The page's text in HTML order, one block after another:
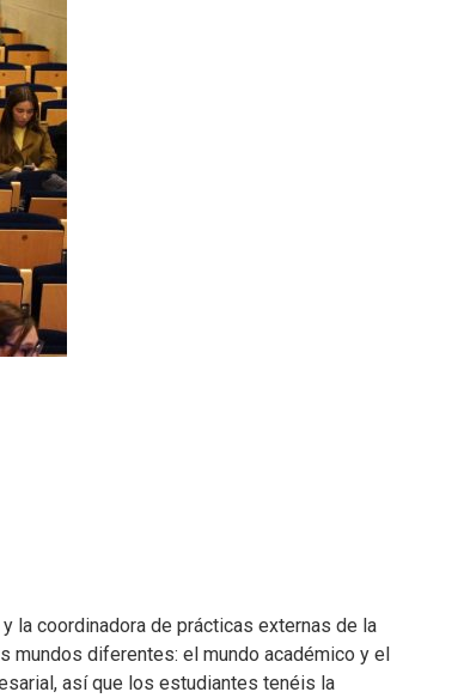
la coordinadora de prácticas externas de la
mundos diferentes: el mundo académico y el
así que los estudiantes tenéis la